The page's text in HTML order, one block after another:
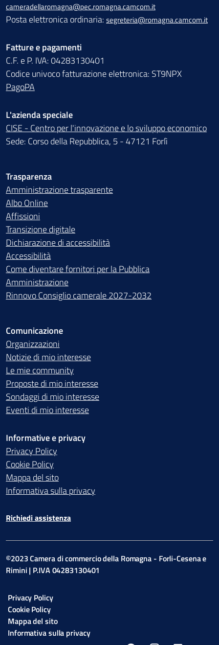
cameradellaromagna@pec.romagna.camcom.it
Posta elettronica ordinaria: segreteria@romagna.camcom.it
Fatture e pagamenti
C.F. e P. IVA: 04283130401
Codice univoco fatturazione elettronica: ST9NPX
PagoPA
L'azienda speciale
CISE - Centro per l'innovazione e lo sviluppo economico
Sede: Corso della Repubblica, 5 - 47121 Forlì
Trasparenza
Amministrazione trasparente
Albo Online
Affissioni
Transizione digitale
Dichiarazione di accessibilità
Accessibilità
Come diventare fornitori per la Pubblica
Amministrazione
Rinnovo Consiglio camerale 2027-2032
Comunicazione
Organizzazioni
Notizie di mio interesse
Le mie community
Proposte di mio interesse
Sondaggi di mio interesse
Eventi di mio interesse
Informative e privacy
Privacy Policy
Cookie Policy
Mappa del sito
Informativa sulla privacy
Richiedi assistenza
©2023 Camera di commercio della Romagna - Forli-Cesena e
Rimini | P.IVA 04283130401
Privacy Policy
Cookie Policy
Mappa del sito
Informativa sulla privacy